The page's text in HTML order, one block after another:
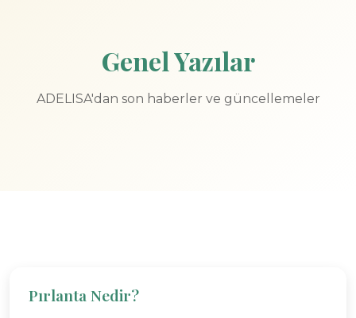
Genel Yazılar
ADELISA'dan son haberler ve güncellemeler
Pırlanta Nedir?